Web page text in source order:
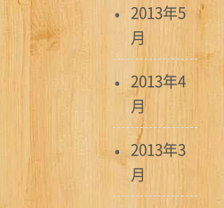
2013年5
月
2013年4
月
2013年3
月